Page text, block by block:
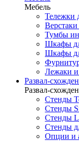
Мебель
Тележки
Тумбы
Шкафы
Шкафы
Лежаки и
Развал-
Развал-
Стенды
Стенды
Стенды
Стенды
Опции и